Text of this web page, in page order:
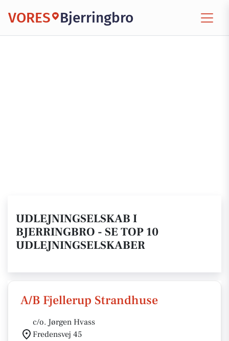
VORES Bjerringbro
UDLEJNINGSELSKAB I
BJERRINGBRO - SE TOP 10
UDLEJNINGSELSKABER
A/B Fjellerup Strandhuse
c/o. Jørgen Hvass
Fredensvej 45